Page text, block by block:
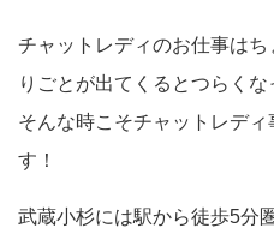
チャットレディのお仕事は
りごとが出てくるとつらくな
そんな時こそチャットレデ
す！
武蔵小杉には駅から徒歩5分